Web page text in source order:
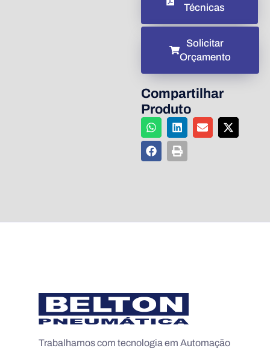
Técnicas
Solicitar
Orçamento
Compartilhar
Produto
Trabalhamos com tecnologia em Automação